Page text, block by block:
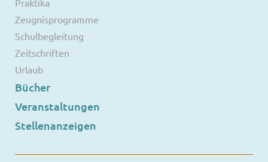
Zeugnisprogramme
Schulbegleitung
Zeitschriften
Urlaub
Bücher
Veranstaltungen
Stellenanzeigen